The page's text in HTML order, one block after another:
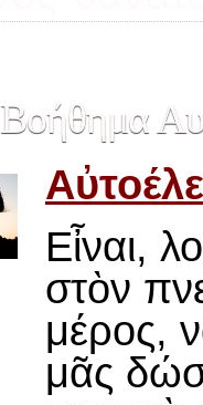
Βοήθημα
Εἶναι,
στὸν
μέρος,
μᾶς